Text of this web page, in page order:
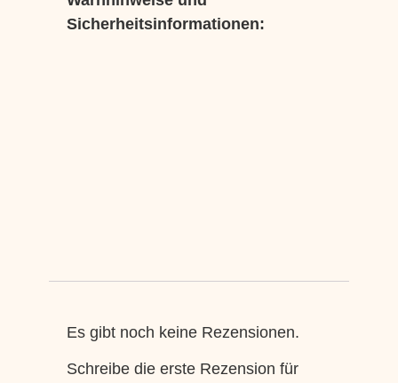
Sicherheitsinformationen:
Es gibt noch keine Rezensionen.
Schreibe die erste Rezension für